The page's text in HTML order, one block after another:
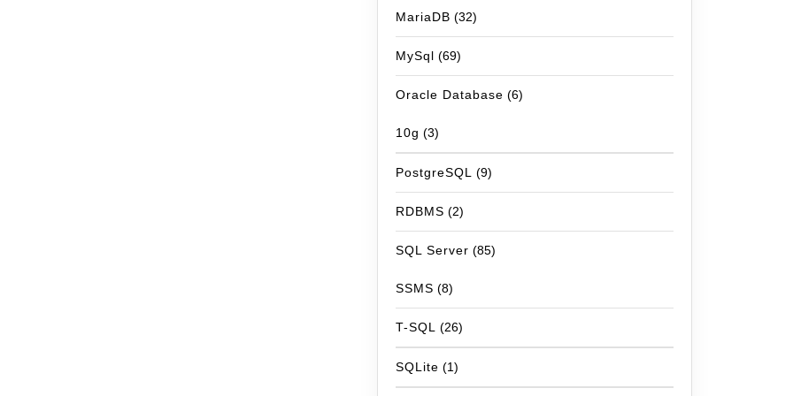
MariaDB (32)
MySql (69)
Oracle Database (6)
10g (3)
PostgreSQL (9)
RDBMS (2)
SQL Server (85)
SSMS (8)
T-SQL (26)
SQLite (1)